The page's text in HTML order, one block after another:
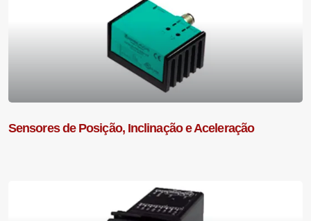
Sensores de Posição, Inclinação e Aceleração